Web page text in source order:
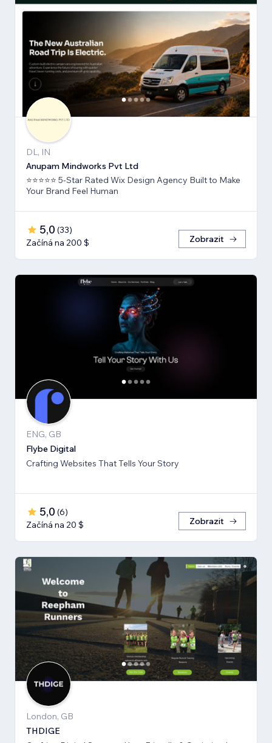
DL, IN
Anupam Mindworks Pvt Ltd
⭐⭐⭐⭐⭐ 5-Star Rated Wix Design Agency Built to Make
Your Brand Feel Human
5,0 (33)
Začíná na 200 $
Zobrazit
ENG, GB
Flybe Digital
Crafting Websites That Tells Your Story
5,0 (6)
Začíná na 20 $
Zobrazit
London, GB
THDIGE